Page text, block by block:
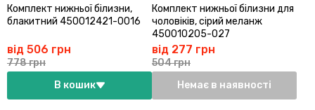
Комплект нижньої білизни,
блакитний 450012421-0016
від 506 грн
778 грн
В кошик
Комплект нижньої білизни для
чоловіків, сірий меланж
450010205-027
від 277 грн
504 грн
Немає в наявності